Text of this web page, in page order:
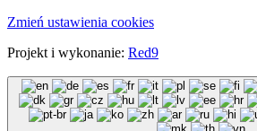
Zmień ustawienia cookies
Projekt i wykonanie: Red9